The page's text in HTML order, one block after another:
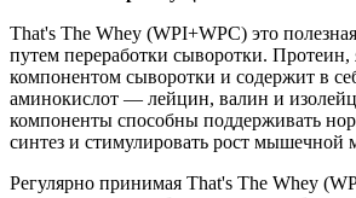
That's The Whey (WPI+WPC) это
путем переработки сыворотки. Протеин,
компонентом сыворотки и содержит в
аминокислот — лейцин, валин и
компоненты способны поддерживать
синтез и стимулировать рост мышечной
Регулярно принимая That's The Whey